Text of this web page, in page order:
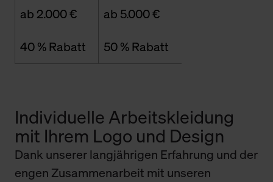
ab 2.000 €
40 % Rabatt
ab 5.000 €
50 % Rabatt
Individuelle Arbeitskleidung
mit Ihrem Logo und Design
Dank unserer langjährigen Erfahrung und der
engen Zusammenarbeit mit unseren